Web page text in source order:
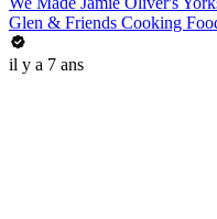
Glen & Friends Cooking
il y a 7 ans